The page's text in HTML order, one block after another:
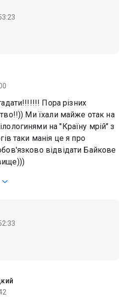
Пора різних
Ми їхали майже отак на
на "Країну мрій" з
таки манія це я про
відвідати Байкове